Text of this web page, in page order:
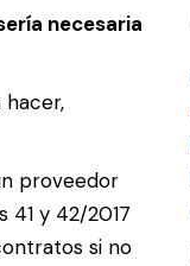
necesaria
proveedor
41 y 42/2017
si no